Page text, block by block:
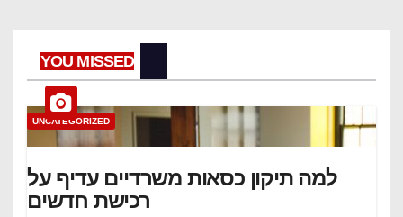
YOU MISSED
UNCATEGORIZED
למה תיקון כסאות משרדיים עדיף על
רכישת חדשים